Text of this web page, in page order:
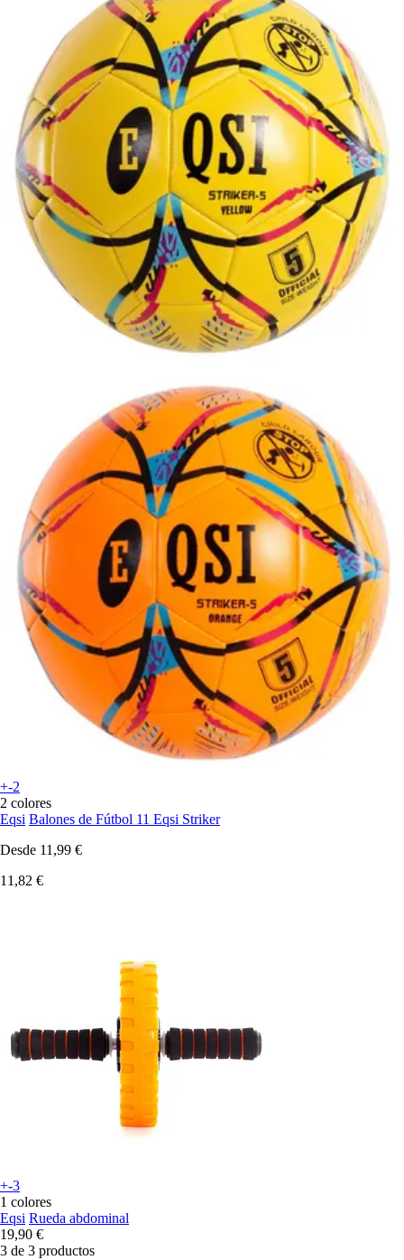
+-2
2 colores
Eqsi Balones de Fútbol 11 Eqsi Striker
Desde 11,99 €
11,82 €
+-3
1 colores
Eqsi Rueda abdominal
19,90 €
3 de 3 productos